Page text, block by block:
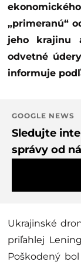
„primeranú“
jeho krajinu
odvetné
informuje
GOOGLE NEWS
Sledujte
správy od
Ukrajinské
priľahlej
Poškodený